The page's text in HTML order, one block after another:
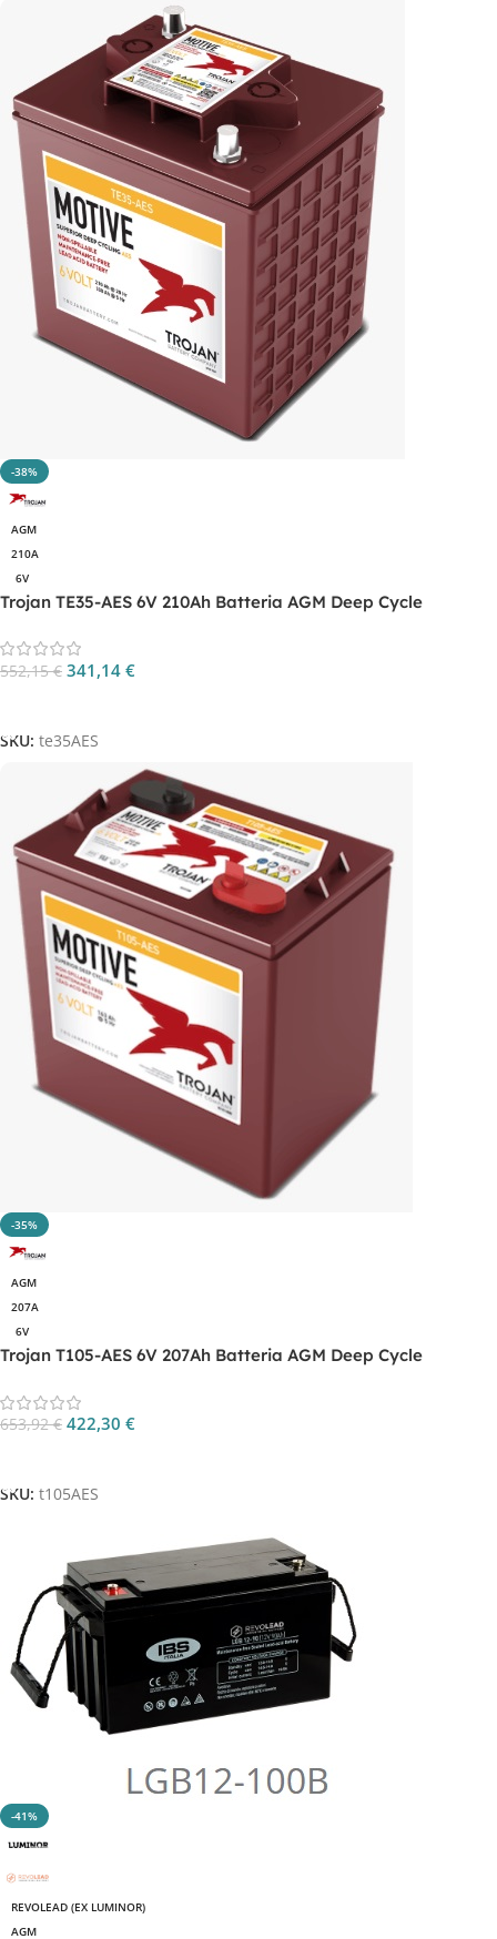
-38%
AGM
210A
6V
Trojan TE35-AES 6V 210Ah Batteria AGM Deep Cycle
552,15€ 341,14 €
SKU: te35AES
-35%
AGM
207A
6V
Trojan T105-AES 6V 207Ah Batteria AGM Deep Cycle
653,92€ 422,30 €
SKU: t105AES
-41%
REVOLEAD (EX LUMINOR)
AGM